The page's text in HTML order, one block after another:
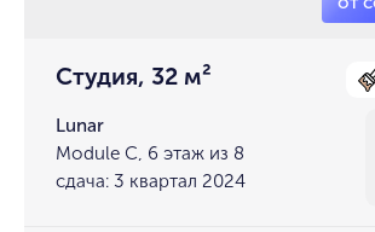
Студия, 32 м²
Lunar
Module C, 6 этаж из 8
сдача: 3 квартал 2024